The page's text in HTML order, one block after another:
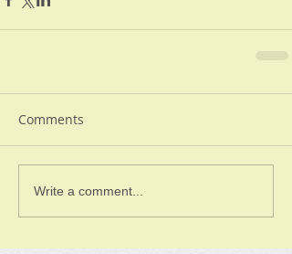
Comments
Write a comment...